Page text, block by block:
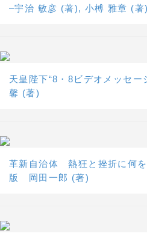
–宇治 敏彦 (著), 小榑 雅章 (著)
天皇陛下“8・8ビデオメッセ
馨 (著)
革新自治体 熱狂と挫折に何
版 岡田一郎 (著)